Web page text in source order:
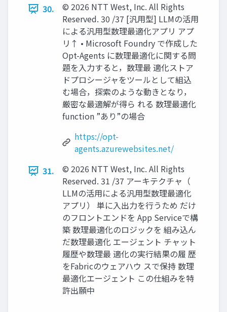
30.
© 2026 NTT West, Inc. All Rights
Reserved. 30 /37 [汎用型] LLMの活用
による汎用型数理最適化アプリ アプ
リ↑ • Microsoft Foundry で作成した
Opt-Agents に数理最適化に関する問
題を入力すると，数理最 適化ストア
ドプロシージャをツールとして組込
む場合，探索のような動きとなり，
厳密な最適解が得ら れる 数理最適化
function ”あり”の場合
https://opt-
agents.azurewebsites.net/
31.
© 2026 NTT West, Inc. All Rights
Reserved. 31 /37 アーキテクチャ（
LLMの活用による汎用型数理最適化
アプリ） 単に入出力を行うため だけ
のフロントエンドを App Serviceで構
築 数理最適化のロジックを 組み込ん
だ数理最適化 エージェント チャット
履歴や数理最 適化の実行結果の履 歴
をFabricのウェアハウ スで保持 数理
最適化エージェント この仕組みを特
許出願中